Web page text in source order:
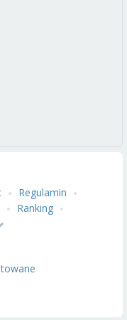
Regulamin
Ranking